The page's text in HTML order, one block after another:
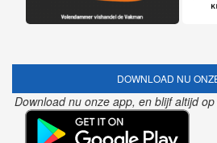
DOWNLOAD NU
Download nu onze app, en blijf altijd